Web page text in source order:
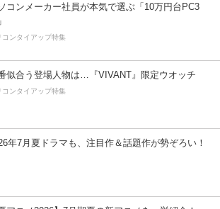
コンメーカー社員が本気で選ぶ「10万円台PC3
コンタイアップ特集
似合う登場人物は…『VIVANT』限定ウオッチ
コンタイアップ特集
年7月夏ドラマも、注目作＆話題作が勢ぞろい！